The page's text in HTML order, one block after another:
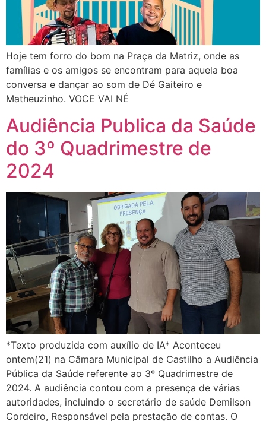
Hoje tem forro do bom na Praça da Matriz, onde as
famílias e os amigos se encontram para aquela boa
conversa e dançar ao som de Dé Gaiteiro e
Matheuzinho. VOCE VAI NÉ
Audiência Publica da Saúde
do 3º Quadrimestre de
2024
*Texto produzida com auxílio de IA* Aconteceu
ontem(21) na Câmara Municipal de Castilho a Audiência
Pública da Saúde referente ao 3º Quadrimestre de
2024. A audiência contou com a presença de várias
autoridades, incluindo o secretário de saúde Demilson
Cordeiro, Responsável pela prestação de contas. O